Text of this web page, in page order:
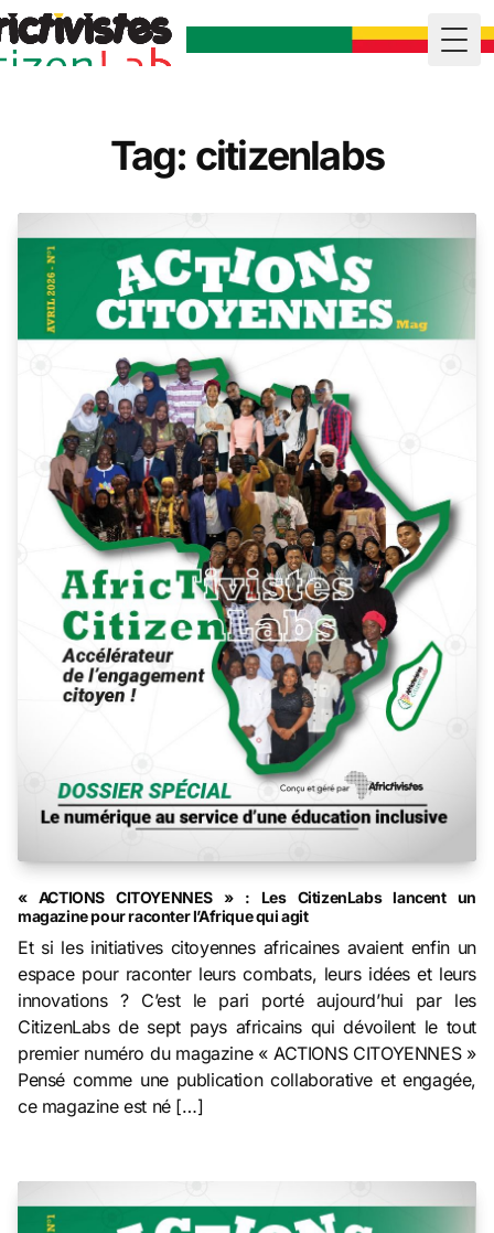
Tag: citizenlabs
« ACTIONS CITOYENNES » : Les CitizenLabs lancent un
magazine pour raconter l’Afrique qui agit
Et si les initiatives citoyennes africaines avaient enfin un
espace pour raconter leurs combats, leurs idées et leurs
innovations ? C’est le pari porté aujourd’hui par les
CitizenLabs de sept pays africains qui dévoilent le tout
premier numéro du magazine « ACTIONS CITOYENNES »
Pensé comme une publication collaborative et engagée,
ce magazine est né […]